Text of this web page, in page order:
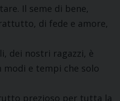
Il seme di bene,
di fede e amore,
dei nostri ragazzi, è
e tempi che solo
prezioso per tutta la